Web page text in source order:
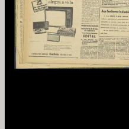
Pesquisa